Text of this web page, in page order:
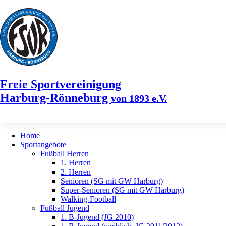
Freie Sportvereinigung
Harburg-Rönneburg von 1893 e.V.
Home
Sportangebote
Fußball Herren
1. Herren
2. Herren
Senioren (SG mit GW Harburg)
Super-Senioren (SG mit GW Harburg)
Walking-Football
Fußball Jugend
1. B-Jugend (JG 2010)